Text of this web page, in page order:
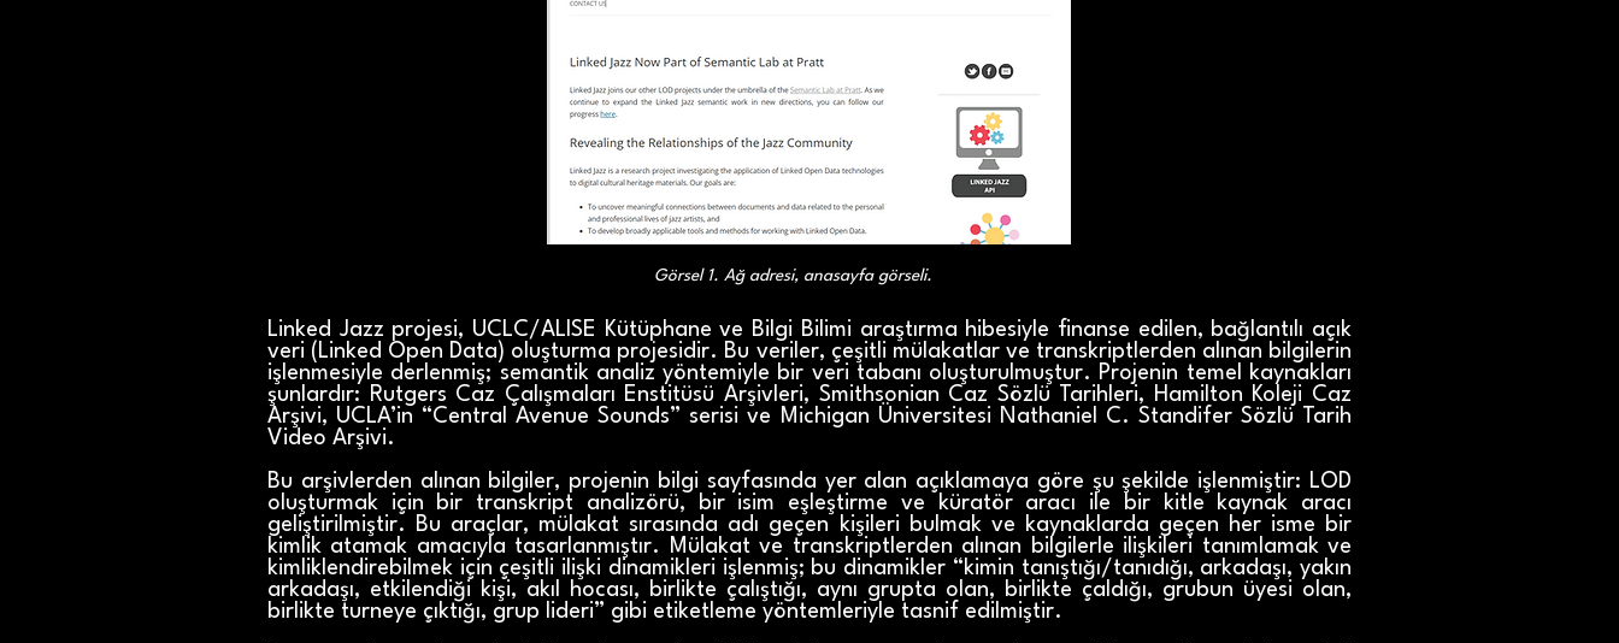
Görsel 1. Ağ adresi, anasayfa görseli.
Linked Jazz projesi, UCLC/ALISE Kütüphane ve Bilgi Bilimi araştırma hibesiyle finanse edilen, bağlantılı açık
veri (Linked Open Data) oluşturma projesidir. Bu veriler, çeşitli mülakatlar ve transkriptlerden alınan bilgilerin
işlenmesiyle derlenmiş; semantik analiz yöntemiyle bir veri tabanı oluşturulmuştur. Projenin temel kaynakları
şunlardır: Rutgers Caz Çalışmaları Enstitüsü Arşivleri, Smithsonian Caz Sözlü Tarihleri, Hamilton Koleji Caz
Arşivi, UCLA’in “Central Avenue Sounds” serisi ve Michigan Üniversitesi Nathaniel C. Standifer Sözlü Tarih
Video Arşivi.
Bu arşivlerden alınan bilgiler, projenin bilgi sayfasında yer alan açıklamaya göre şu şekilde işlenmiştir: LOD
oluşturmak için bir transkript analizörü, bir isim eşleştirme ve küratör aracı ile bir kitle kaynak aracı
geliştirilmiştir. Bu araçlar, mülakat sırasında adı geçen kişileri bulmak ve kaynaklarda geçen her isme bir
kimlik atamak amacıyla tasarlanmıştır. Mülakat ve transkriptlerden alınan bilgilerle ilişkileri tanımlamak ve
kimliklendirebilmek için çeşitli ilişki dinamikleri işlenmiş; bu dinamikler “kimin tanıştığı/tanıdığı, arkadaşı, yakın
arkadaşı, etkilendiği kişi, akıl hocası, birlikte çalıştığı, aynı grupta olan, birlikte çaldığı, grubun üyesi olan,
birlikte turneye çıktığı, grup lideri” gibi etiketleme yöntemleriyle tasnif edilmiştir.